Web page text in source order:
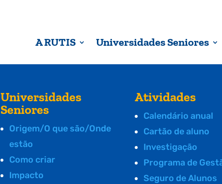
A RUTIS Universidades Seniores
Universidades
Seniores
Origem/O que são/Onde
estão
Como criar
Impacto
Atividades
Calendário anual
Cartão de aluno
Investigação
Programa de
Seguro de Alunos